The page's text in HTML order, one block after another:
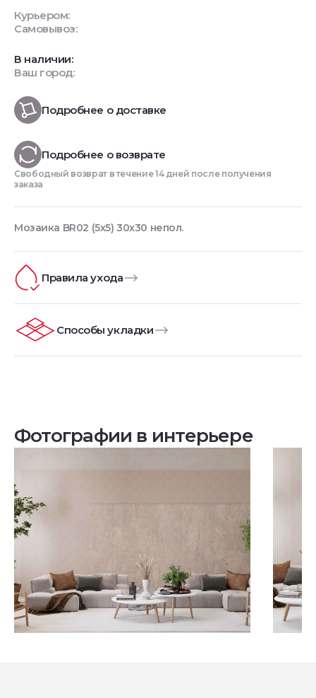
Курьером:
Самовывоз:
В наличии:
Ваш город:
Подробнее о доставке
Подробнее о возврате
Свободный возврат в течение 14 дней после получения
заказа
Мозаика BR02 (5х5) 30x30 непол.
Правила ухода
Способы укладки
Фотографии в интерьере
Посмотреть все проекты